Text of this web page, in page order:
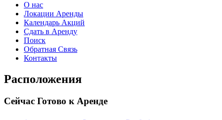
О нас
Локации Аренды
Календарь Акций
Сдать в Аренду
Поиск
Обратная Связь
Контакты
Расположения
Сейчас Готово к Аренде